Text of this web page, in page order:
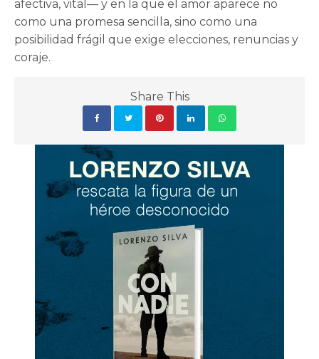
afectiva, vital— y en la que el amor aparece no
como una promesa sencilla, sino como una
posibilidad frágil que exige elecciones, renuncias y
coraje.
Share This